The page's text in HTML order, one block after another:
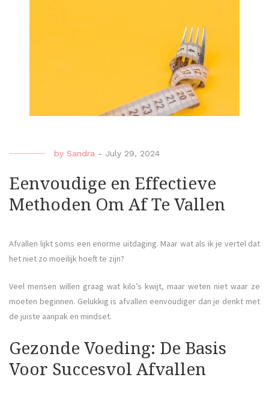
by Sandra - July 29, 2024
Eenvoudige en Effectieve
Methoden Om Af Te Vallen
Afvallen lijkt soms een enorme uitdaging. Maar wat als ik je vertel dat
het niet zo moeilijk hoeft te zijn?
Veel mensen willen graag wat kilo’s kwijt, maar weten niet waar ze
moeten beginnen. Gelukkig is afvallen eenvoudiger dan je denkt met
de juiste aanpak en mindset.
Gezonde Voeding: De Basis
Voor Succesvol Afvallen